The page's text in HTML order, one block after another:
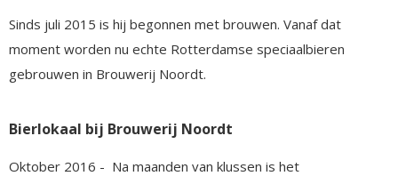
Sinds juli 2015 is hij begonnen met brouwen. Vanaf dat
moment worden nu echte Rotterdamse speciaalbieren
gebrouwen in Brouwerij Noordt.
Bierlokaal bij Brouwerij Noordt
Oktober 2016 - Na maanden van klussen is het